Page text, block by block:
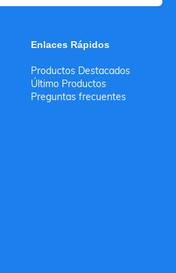
Enlaces Rápidos
Productos Destacados
Último Productos
Preguntas frecuentes